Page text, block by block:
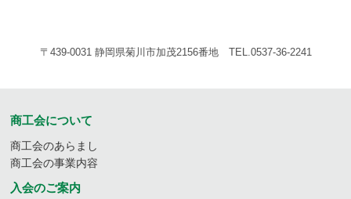
〒439-0031 静岡県菊川市加茂2156番地 TEL.0537-36-2241
商工会について
商工会のあらまし
商工会の事業内容
入会のご案内